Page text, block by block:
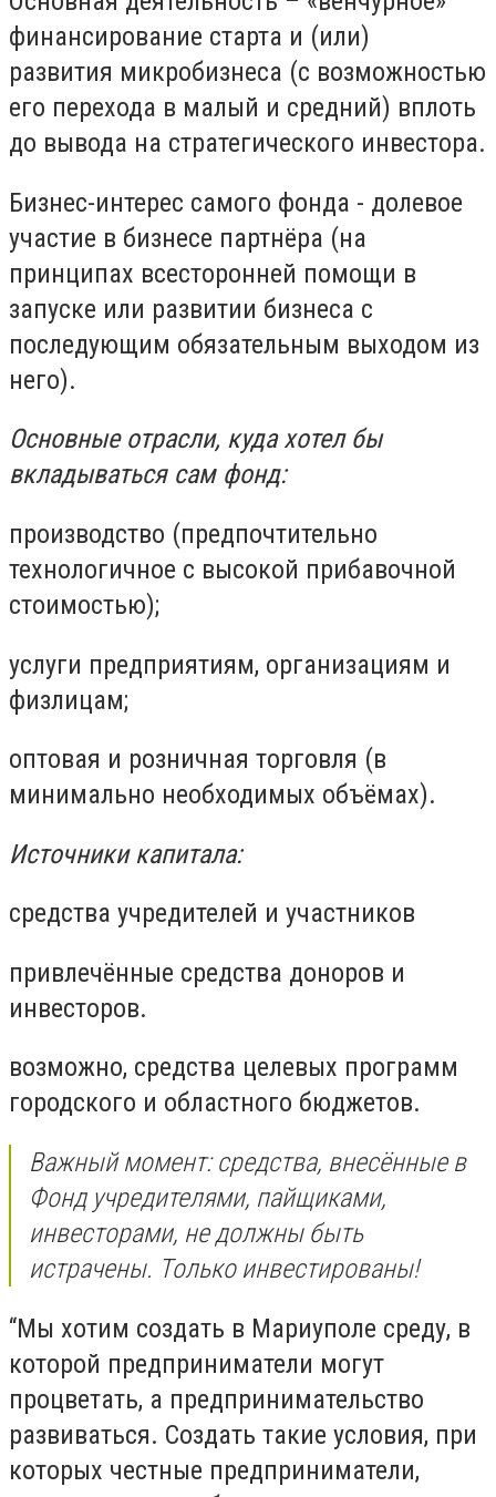
финансирование старта и (или)
развития микробизнеса (с возможностью
его перехода в малый и средний) вплоть
до вывода на стратегического инвестора.
Бизнес-интерес самого фонда - долевое
участие в бизнесе партнёра (на
принципах всесторонней помощи в
запуске или развитии бизнеса с
последующим обязательным выходом из
него).
Основные отрасли, куда хотел бы
вкладываться сам фонд:
производство (предпочтительно
технологичное с высокой прибавочной
стоимостью);
услуги предприятиям, организациям и
физлицам;
оптовая и розничная торговля (в
минимально необходимых объёмах).
Источники капитала:
средства учредителей и участников
привлечённые средства доноров и
инвесторов.
возможно, средства целевых программ
городского и областного бюджетов.
Важный момент: средства, внесённые в
Фонд учредителями, пайщиками,
инвесторами, не должны быть
истрачены. Только инвестированы!
“Мы хотим создать в Мариуполе среду, в
которой предприниматели могут
процветать, а предпринимательство
развиваться. Создать такие условия, при
которых честные предприниматели,